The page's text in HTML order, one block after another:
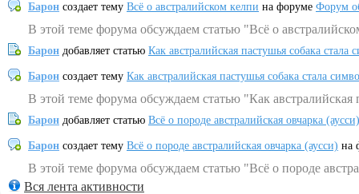
Барон создает тему Всё о австралийском келпи на форуме Форум
В этой теме форума обсуждаем статью "Всё о
Барон добавляет статью Как австралийская пастушья собака
Барон создает тему Как австралийская пастушья собака стала
В этой теме форума обсуждаем статью "Как
Барон добавляет статью Всё о породе австралийская овчарка (аусси)
Барон создает тему Всё о породе австралийская овчарка (аусси) на
В этой теме форума обсуждаем статью "Всё о породе
Вся лента активности